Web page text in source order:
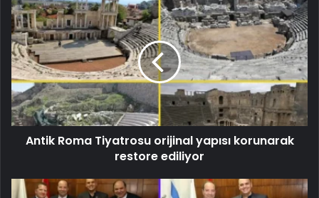
Antik Roma Tiyatrosu orijinal yapısı korunarak
restore ediliyor